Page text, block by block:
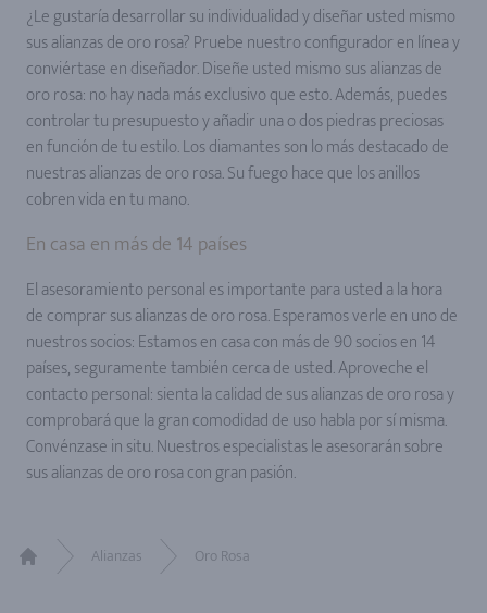
¿Le gustaría desarrollar su individualidad y diseñar usted mismo
sus alianzas de oro rosa? Pruebe nuestro configurador en línea y
conviértase en diseñador. Diseñe usted mismo sus alianzas de
oro rosa: no hay nada más exclusivo que esto. Además, puedes
controlar tu presupuesto y añadir una o dos piedras preciosas
en función de tu estilo. Los diamantes son lo más destacado de
nuestras alianzas de oro rosa. Su fuego hace que los anillos
cobren vida en tu mano.
En casa en más de 14 países
El asesoramiento personal es importante para usted a la hora
de comprar sus alianzas de oro rosa. Esperamos verle en uno de
nuestros socios: Estamos en casa con más de 90 socios en 14
países, seguramente también cerca de usted. Aproveche el
contacto personal: sienta la calidad de sus alianzas de oro rosa y
comprobará que la gran comodidad de uso habla por sí misma.
Convénzase in situ. Nuestros especialistas le asesorarán sobre
sus alianzas de oro rosa con gran pasión.
Alianzas Oro Rosa